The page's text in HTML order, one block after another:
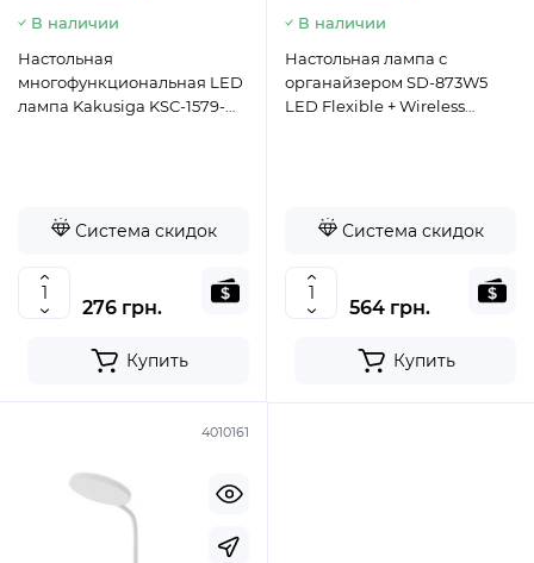
В наличии
Настольная
многофункциональная LED
лампа Kakusiga KSC-1579-
Система скидок
276 грн.
Купить
В наличии
Настольная лампа с
органайзером SD-873W5
LED Flexible + Wireless
Система скидок
564 грн.
Купить
4010161